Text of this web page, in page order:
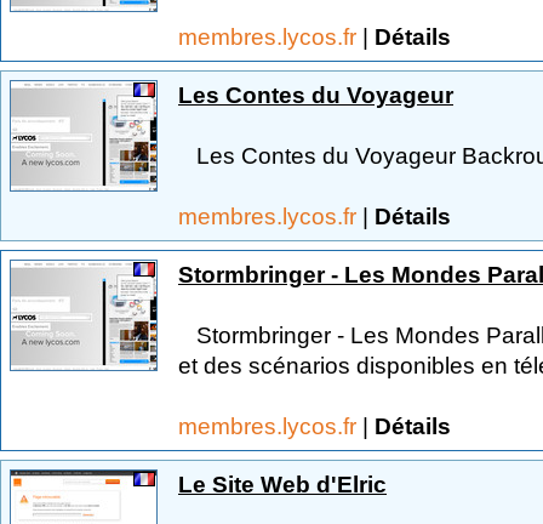
membres.lycos.fr | Détails
Les Contes du Voyageur
Les Contes du Voyageur
membres.lycos.fr | Détails
Stormbringer - Les Mondes
Stormbringer - Les Mondes
et des scénarios disponibles en
membres.lycos.fr | Détails
Le Site Web d'Elric